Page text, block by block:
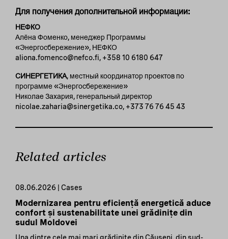
Для получения дополнительной информации:
НЕФКО
Алёна Фоменко, менеджер Программы
«Энергосбережение», НЕФКО
aliona.fomenco@nefco.fi, +358 10 6180 647
СИНЕРГЕТИКА, местный координатор проектов по
программе «Энергосбережение»
Николае Захария, генеральный директор
nicolae.zaharia@sinergetika.co, +373 76 76 45 43
Related articles
08.06.2026 | Cases
Modernizarea pentru eficiență energetică aduce
confort și sustenabilitate unei grădinițe din
sudul Moldovei